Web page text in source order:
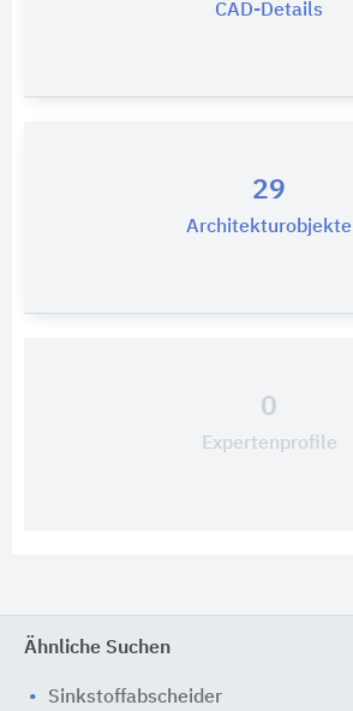
CAD-Details
29
Architekturobjekte
0
Expertenprofile
Ähnliche Suchen
Sinkstoffabscheider